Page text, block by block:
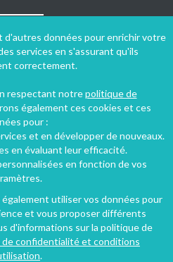
d'autres données pour enrichir votre
services en s'assurant qu'ils
correctement.
respectant notrepolitique de
également ces cookies et ces
pour :
et en développer de nouveaux.
en évaluant leur efficacité.
en fonction de vos
utiliser vos données pour
et vous proposer différents
d'informations sur la politique de
de confidentialité et conditions
.
- Politique de confidentialité
‐ Tous droits réservés ‐
du site : 06 août 2026